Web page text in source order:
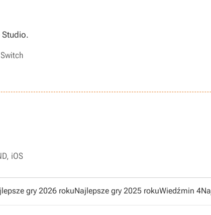
iOS
gry 2026 rokuNajlepsze gry 2025 rokuWiedźmin 4